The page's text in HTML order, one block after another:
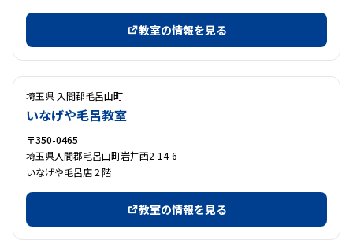
教室の情報を見る
埼玉県 入間郡毛呂山町
いなげや毛呂教室
〒350-0465
埼玉県入間郡毛呂山町岩井西2-14-6
いなげや毛呂店２階
教室の情報を見る